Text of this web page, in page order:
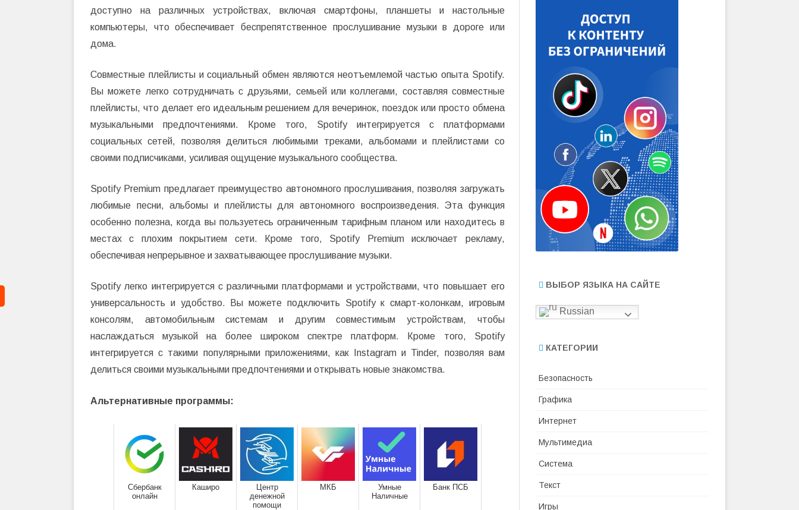
доступно на различных устройствах, включая смартфоны, планшеты и настольные
компьютеры, что обеспечивает беспрепятственное прослушивание музыки в дороге или
дома.
Совместные плейлисты и социальный обмен являются неотъемлемой частью опыта Spotify.
Вы можете легко сотрудничать с друзьями, семьей или коллегами, составляя совместные
плейлисты, что делает его идеальным решением для вечеринок, поездок или просто обмена
музыкальными предпочтениями. Кроме того, Spotify интегрируется с платформами
социальных сетей, позволяя делиться любимыми треками, альбомами и плейлистами со
своими подписчиками, усиливая ощущение музыкального сообщества.
Spotify Premium предлагает преимущество автономного прослушивания, позволяя загружать
любимые песни, альбомы и плейлисты для автономного воспроизведения. Эта функция
особенно полезна, когда вы пользуетесь ограниченным тарифным планом или находитесь в
местах с плохим покрытием сети. Кроме того, Spotify Premium исключает рекламу,
обеспечивая непрерывное и захватывающее прослушивание музыки.
Spotify легко интегрируется с различными платформами и устройствами, что повышает его
универсальность и удобство. Вы можете подключить Spotify к смарт-колонкам, игровым
консолям, автомобильным системам и другим совместимым устройствам, чтобы
наслаждаться музыкой на более широком спектре платформ. Кроме того, Spotify
интегрируется с такими популярными приложениями, как Instagram и Tinder, позволяя вам
делиться своими музыкальными предпочтениями и открывать новые знакомства.
Альтернативные программы:
Сбербанк
онлайн
Каширо
Центр
денежной
помощи
МКБ
Умные
Наличные
Банк ПСБ
ВЫБОР ЯЗЫКА НА САЙТЕ
Russian
КАТЕГОРИИ
Безопасность
Графика
Интернет
Мультимедиа
Система
Текст
Игры